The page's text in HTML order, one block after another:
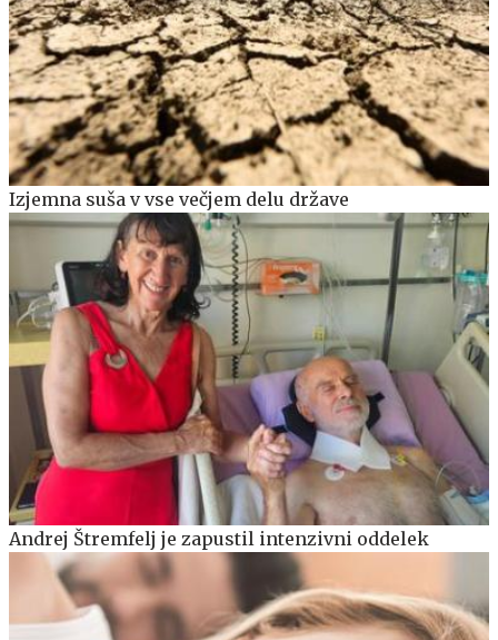
Izjemna suša v vse večjem delu države
Andrej Štremfelj je zapustil intenzivni oddelek